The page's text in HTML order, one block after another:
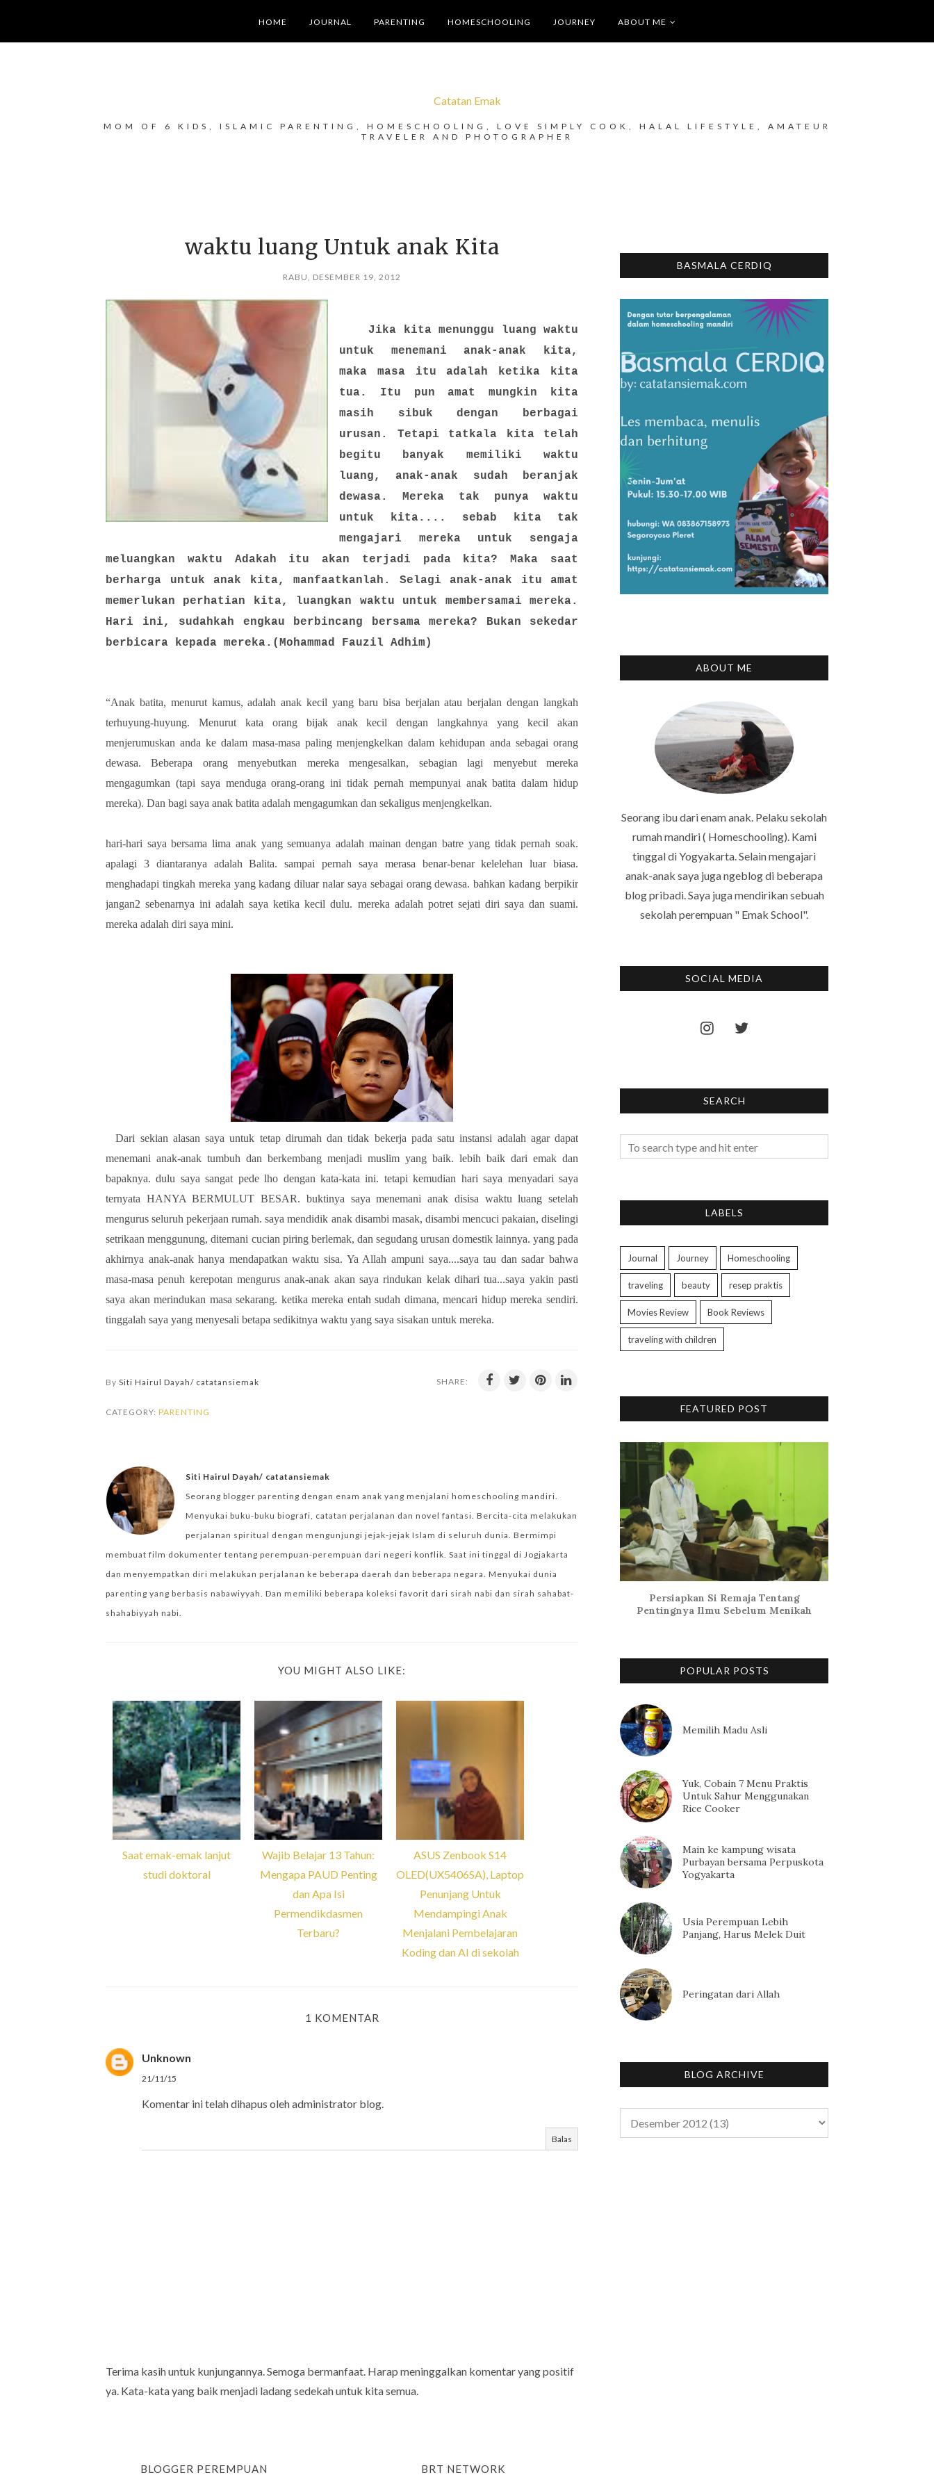
HOME JOURNAL PARENTING HOMESCHOOLING JOURNEY ABOUT ME
Catatan Emak
MOM OF 6 KIDS, ISLAMIC PARENTING, HOMESCHOOLING, LOVE SIMPLY COOK, HALAL LIFESTYLE, AMATEUR
TRAVELER AND PHOTOGRAPHER
waktu luang Untuk anak Kita
RABU, DESEMBER 19, 2012
Jika kita menunggu luang waktu
untuk menemani anak-anak kita,
maka masa itu adalah ketika kita
tua. Itu pun amat mungkin kita
masih sibuk dengan berbagai
urusan. Tetapi tatkala kita telah
begitu banyak memiliki waktu
luang, anak-anak sudah beranjak
dewasa. Mereka tak punya waktu
untuk kita.... sebab kita tak
mengajari mereka untuk sengaja
meluangkan waktu Adakah itu akan terjadi pada kita? Maka saat
berharga untuk anak kita, manfaatkanlah. Selagi anak-anak itu amat
memerlukan perhatian kita, luangkan waktu untuk membersamai mereka.
Hari ini, sudahkah engkau berbincang bersama mereka? Bukan sekedar
berbicara kepada mereka.(Mohammad Fauzil Adhim)
“Anak batita, menurut kamus, adalah anak kecil yang baru bisa berjalan atau berjalan dengan langkah
terhuyung-huyung. Menurut kata orang bijak anak kecil dengan langkahnya yang kecil akan
menjerumuskan anda ke dalam masa-masa paling menjengkelkan dalam kehidupan anda sebagai orang
dewasa. Beberapa orang menyebutkan mereka mengesalkan, sebagian lagi menyebut mereka
mengagumkan (tapi saya menduga orang-orang ini tidak pernah mempunyai anak batita dalam hidup
mereka). Dan bagi saya anak batita adalah mengagumkan dan sekaligus menjengkelkan.
hari-hari saya bersama lima anak yang semuanya adalah mainan dengan batre yang tidak pernah soak.
apalagi 3 diantaranya adalah Balita. sampai pernah saya merasa benar-benar kelelehan luar biasa.
menghadapi tingkah mereka yang kadang diluar nalar saya sebagai orang dewasa. bahkan kadang berpikir
jangan2 sebenarnya ini adalah saya ketika kecil dulu. mereka adalah potret sejati diri saya dan suami.
mereka adalah diri saya mini.
Dari sekian alasan saya untuk tetap dirumah dan tidak bekerja pada satu instansi adalah agar dapat
menemani anak-anak tumbuh dan berkembang menjadi muslim yang baik. lebih baik dari emak dan
bapaknya. dulu saya sangat pede lho dengan kata-kata ini. tetapi kemudian hari saya menyadari saya
ternyata HANYA BERMULUT BESAR. buktinya saya menemani anak disisa waktu luang setelah
mengurus seluruh pekerjaan rumah. saya mendidik anak disambi masak, disambi mencuci pakaian, diselingi
setrikaan menggunung, ditemani cucian piring berlemak, dan segudang urusan domestik lainnya. yang pada
akhirnya anak-anak hanya mendapatkan waktu sisa. Ya Allah ampuni saya....saya tau dan sadar bahwa
masa-masa penuh kerepotan mengurus anak-anak akan saya rindukan kelak dihari tua...saya yakin pasti
saya akan merindukan masa sekarang. ketika mereka entah sudah dimana, mencari hidup mereka sendiri.
tinggalah saya yang menyesali betapa sedikitnya waktu yang saya sisakan untuk mereka.
By Siti Hairul Dayah/ catatansiemak SHARE:
CATEGORY: PARENTING
Siti Hairul Dayah/ catatansiemak
Seorang blogger parenting dengan enam anak yang menjalani homeschooling mandiri.
Menyukai buku-buku biografi, catatan perjalanan dan novel fantasi. Bercita-cita melakukan
perjalanan spiritual dengan mengunjungi jejak-jejak Islam di seluruh dunia. Bermimpi
membuat film dokumenter tentang perempuan-perempuan dari negeri konflik. Saat ini tinggal di Jogjakarta
dan menyempatkan diri melakukan perjalanan ke beberapa daerah dan beberapa negara. Menyukai dunia
parenting yang berbasis nabawiyyah. Dan memiliki beberapa koleksi favorit dari sirah nabi dan sirah sahabat-
shahabiyyah nabi.
YOU MIGHT ALSO LIKE:
Saat emak-emak lanjut
studi doktoral
Wajib Belajar 13 Tahun:
Mengapa PAUD Penting
dan Apa Isi
Permendikdasmen
Terbaru?
ASUS Zenbook S14
OLED(UX5406SA), Laptop
Penunjang Untuk
Mendampingi Anak
Menjalani Pembelajaran
Koding dan AI di sekolah
1 KOMENTAR
Unknown
21/11/15
Komentar ini telah dihapus oleh administrator blog.
Balas
Terima kasih untuk kunjungannya. Semoga bermanfaat. Harap meninggalkan komentar yang positif
ya. Kata-kata yang baik menjadi ladang sedekah untuk kita semua.
BASMALA CERDIQ
ABOUT ME
Seorang ibu dari enam anak. Pelaku sekolah
rumah mandiri ( Homeschooling). Kami
tinggal di Yogyakarta. Selain mengajari
anak-anak saya juga ngeblog di beberapa
blog pribadi. Saya juga mendirikan sebuah
sekolah perempuan " Emak School".
SOCIAL MEDIA
SEARCH
LABELS
Journal Journey Homeschooling
traveling beauty resep praktis
Movies Review Book Reviews
traveling with children
FEATURED POST
Persiapkan Si Remaja Tentang
Pentingnya Ilmu Sebelum Menikah
POPULAR POSTS
Memilih Madu Asli
Yuk, Cobain 7 Menu Praktis
Untuk Sahur Menggunakan
Rice Cooker
Main ke kampung wisata
Purbayan bersama Perpuskota
Yogyakarta
Usia Perempuan Lebih
Panjang, Harus Melek Duit
Peringatan dari Allah
BLOG ARCHIVE
BLOGGER PEREMPUAN BRT NETWORK